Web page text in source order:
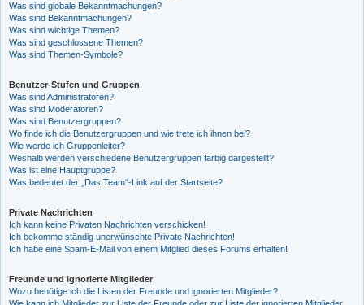
Was sind globale Bekanntmachungen?
Was sind Bekanntmachungen?
Was sind wichtige Themen?
Was sind geschlossene Themen?
Was sind Themen-Symbole?
Benutzer-Stufen und Gruppen
Was sind Administratoren?
Was sind Moderatoren?
Was sind Benutzergruppen?
Wo finde ich die Benutzergruppen und wie trete ich ihnen bei?
Wie werde ich Gruppenleiter?
Weshalb werden verschiedene Benutzergruppen farbig dargestellt?
Was ist eine Hauptgruppe?
Was bedeutet der „Das Team“-Link auf der Startseite?
Private Nachrichten
Ich kann keine Privaten Nachrichten verschicken!
Ich bekomme ständig unerwünschte Private Nachrichten!
Ich habe eine Spam-E-Mail von einem Mitglied dieses Forums erhalten!
Freunde und ignorierte Mitglieder
Wozu benötige ich die Listen der Freunde und ignorierten Mitglieder?